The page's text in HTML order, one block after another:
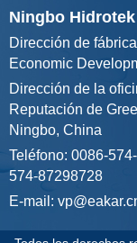
Ningbo Hidrotek
Dirección de
Economic
Dirección de la
Reputación de
Ningbo, China
Teléfono: 0086-
574-87298728
E-mail: